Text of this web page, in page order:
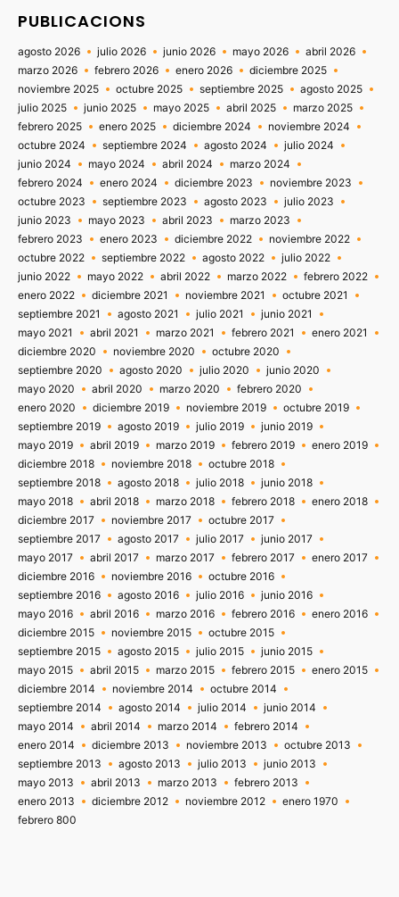
PUBLICACIONS
agosto 2026 julio 2026 junio 2026 mayo 2026
abril 2026
marzo 2026
febrero 2026 enero 2026
diciembre 2025
noviembre 2025
octubre 2025 septiembre 2025
agosto 2025
julio 2025
junio 2025 mayo 2025 abril 2025
marzo 2025
febrero 2025
enero 2025 diciembre 2024
noviembre 2024
octubre 2024
septiembre 2024 agosto 2024
julio 2024
junio 2024
mayo 2024 abril 2024
marzo 2024
febrero 2024
enero 2024 diciembre 2023
noviembre 2023
octubre 2023
septiembre 2023 agosto 2023
julio 2023
junio 2023
mayo 2023 abril 2023
marzo 2023
febrero 2023
enero 2023 diciembre 2022
noviembre 2022
octubre 2022
septiembre 2022 agosto 2022
julio 2022
junio 2022
mayo 2022 abril 2022 marzo 2022
febrero 2022
enero 2022
diciembre 2021 noviembre 2021
octubre 2021
septiembre 2021
agosto 2021 julio 2021
junio 2021
mayo 2021
abril 2021 marzo 2021 febrero 2021
enero 2021
diciembre 2020
noviembre 2020
octubre 2020
septiembre 2020
agosto 2020 julio 2020
junio 2020
mayo 2020
abril 2020 marzo 2020
febrero 2020
enero 2020
diciembre 2019 noviembre 2019
octubre 2019
septiembre 2019
agosto 2019 julio 2019
junio 2019
mayo 2019
abril 2019 marzo 2019 febrero 2019
enero 2019
diciembre 2018
noviembre 2018
octubre 2018
septiembre 2018
agosto 2018 julio 2018
junio 2018
mayo 2018
abril 2018 marzo 2018 febrero 2018
enero 2018
diciembre 2017
noviembre 2017
octubre 2017
septiembre 2017
agosto 2017 julio 2017
junio 2017
mayo 2017
abril 2017 marzo 2017 febrero 2017
enero 2017
diciembre 2016
noviembre 2016
octubre 2016
septiembre 2016
agosto 2016 julio 2016
junio 2016
mayo 2016
abril 2016 marzo 2016 febrero 2016
enero 2016
diciembre 2015
noviembre 2015
octubre 2015
septiembre 2015
agosto 2015 julio 2015
junio 2015
mayo 2015
abril 2015 marzo 2015 febrero 2015
enero 2015
diciembre 2014
noviembre 2014
octubre 2014
septiembre 2014
agosto 2014 julio 2014
junio 2014
mayo 2014
abril 2014 marzo 2014
febrero 2014
enero 2014
diciembre 2013 noviembre 2013
octubre 2013
septiembre 2013
agosto 2013 julio 2013
junio 2013
mayo 2013
abril 2013 marzo 2013
febrero 2013
enero 2013
diciembre 2012 noviembre 2012
enero 1970
febrero 800